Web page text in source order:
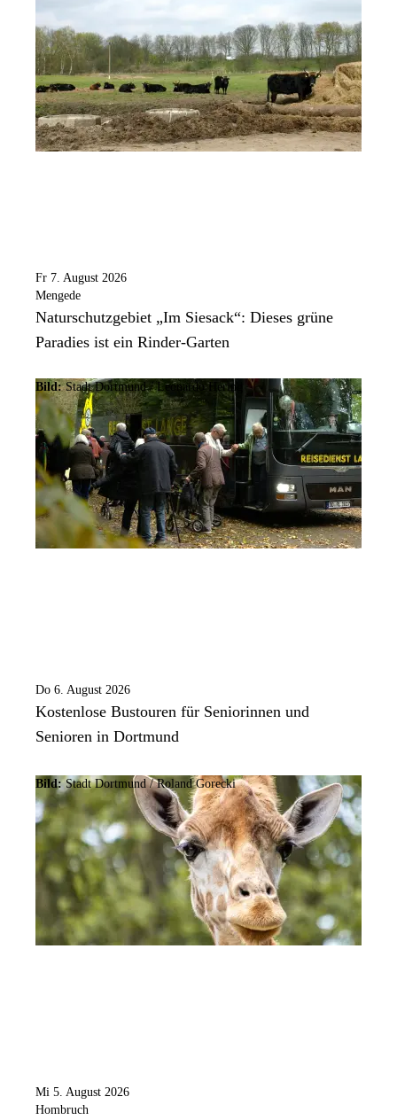
Fr 7. August 2026
Mengede
Naturschutzgebiet „Im Siesack“: Dieses grüne
Paradies ist ein Rinder-Garten
Bild: Stadt Dortmund / Leonardo Hering
Do 6. August 2026
Kostenlose Bustouren für Seniorinnen und
Senioren in Dortmund
Bild:Stadt Dortmund / Roland Gorecki
Mi 5. August 2026
Hombruch